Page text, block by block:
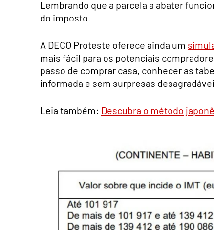
Lembrando que a parcela a abater
do imposto.
A DECO Proteste oferece ainda um
mais fácil para os potenciais
passo de comprar casa, conhecer as
informada e sem surpresas
Leia também: Descubra o método